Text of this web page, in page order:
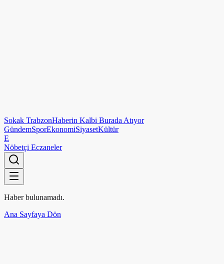
Sokak TrabzonHaberin Kalbi Burada Atıyor
GündemSporEkonomiSiyasetKültür
E
Nöbetçi Eczaneler
Haber bulunamadı.
Ana Sayfaya Dön